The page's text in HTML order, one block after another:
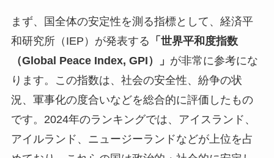
まず、国全体の安定性を測る指標として、経済平
和研究所（IEP）が発表する 「世界平和度指数
（Global Peace Index, GPI）」 が非常に参考にな
ります。この指数は、社会の安全性、紛争の状
況、軍事化の度合いなどを総合的に評価したもの
です。2024年のランキングでは、アイスランド、
アイルランド、ニュージーランドなどが上位を占